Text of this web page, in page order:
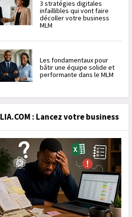
3 stratégies digitales
infaillibles qui vont faire
décoller votre business
MLM
Les fondamentaux pour
bâtir une équipe solide et
performante dans le MLM
: Lancez votre business